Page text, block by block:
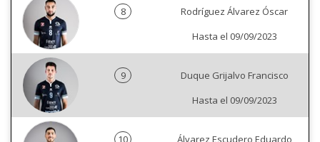
8
Rodríguez Álvarez Óscar
Hasta el 09/09/2023
9
Duque Grijalvo Francisco
Hasta el 09/09/2023
10
Álvarez Escudero Eduardo